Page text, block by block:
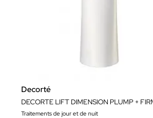
Decorté
Traitements de jour et de nuit